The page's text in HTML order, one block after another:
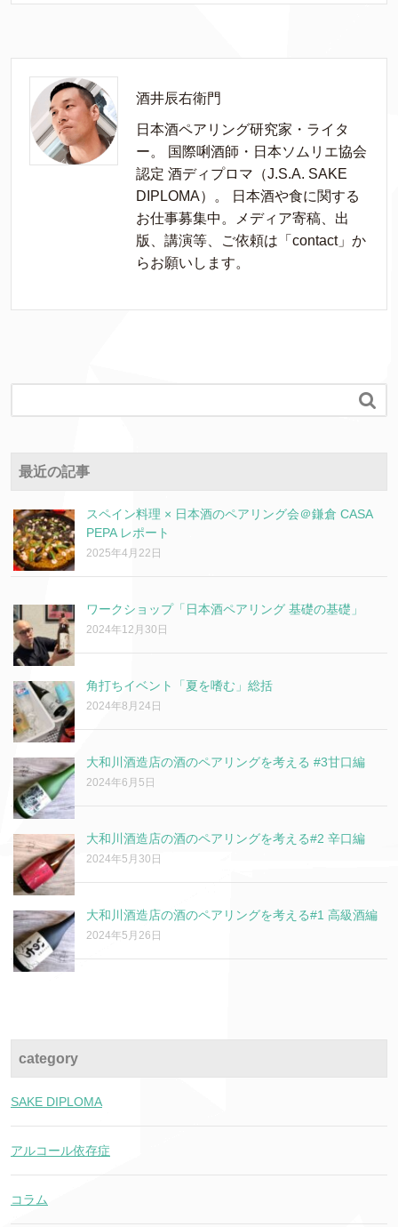
酒井辰右衛門
日本酒ペアリング研究家・ライタ
ー。 国際唎酒師・日本ソムリエ協会
認定 酒ディプロマ（J.S.A. SAKE
DIPLOMA）。 日本酒や食に関する
お仕事募集中。メディア寄稿、出
版、講演等、ご依頼は「contact」か
らお願いします。

最近の記事
スペイン料理 × 日本酒のペアリング会＠鎌倉 CASA
PEPA レポート
2025年4月22日
ワークショップ「日本酒ペアリング 基礎の基礎」
2024年12月30日
角打ちイベント「夏を嗜む」総括
2024年8月24日
大和川酒造店の酒のペアリングを考える #3甘口編
2024年6月5日
大和川酒造店の酒のペアリングを考える#2 辛口編
2024年5月30日
大和川酒造店の酒のペアリングを考える#1 高級酒編
2024年5月26日
category
SAKE DIPLOMA
アルコール依存症
コラム